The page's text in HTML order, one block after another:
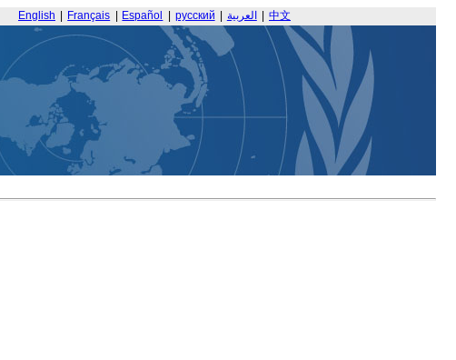
English Français Español русский العربية 中文